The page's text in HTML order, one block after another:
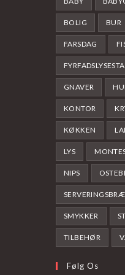
BOLIG BUR
FARSDAG
GNAVER
KONTOR
KØKKEN
LYS
NIPS
SMYKKER
TILBEHØR
Følg Os